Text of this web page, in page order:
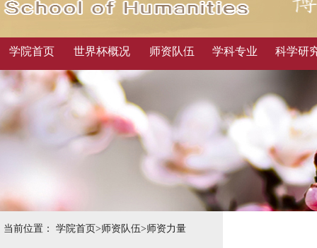
学院首页 世界杯概况 师资队伍 学科专业 科学研
当前位置： 学院首页>师资队伍>师资力量